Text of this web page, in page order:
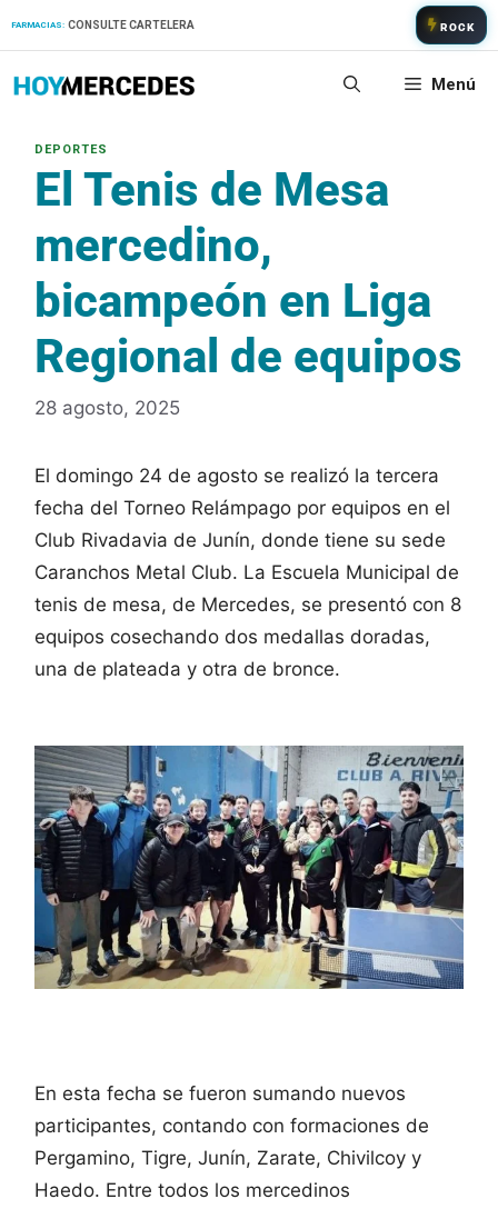
FARMACIAS: CONSULTE CARTELERA ROCK
Menú
El Tenis de Mesa
mercedino,
bicampeón en Liga
Regional de equipos
28 agosto, 2025
El domingo 24 de agosto se realizó la tercera
fecha del Torneo Relámpago por equipos en el
Club Rivadavia de Junín, donde tiene su sede
Caranchos Metal Club. La Escuela Municipal de
tenis de mesa, de Mercedes, se presentó con 8
equipos cosechando dos medallas doradas,
una de plateada y otra de bronce.
En esta fecha se fueron sumando nuevos
participantes, contando con formaciones de
Pergamino, Tigre, Junín, Zarate, Chivilcoy y
Haedo. Entre todos los mercedinos